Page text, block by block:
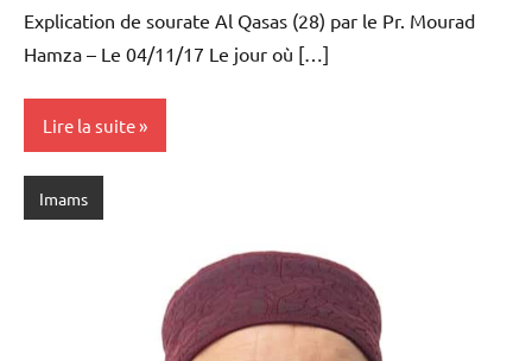
Explication de sourate Al Qasas (28) par le Pr. Mourad
Hamza – Le 04/11/17 Le jour où […]
Lire la suite
Imams